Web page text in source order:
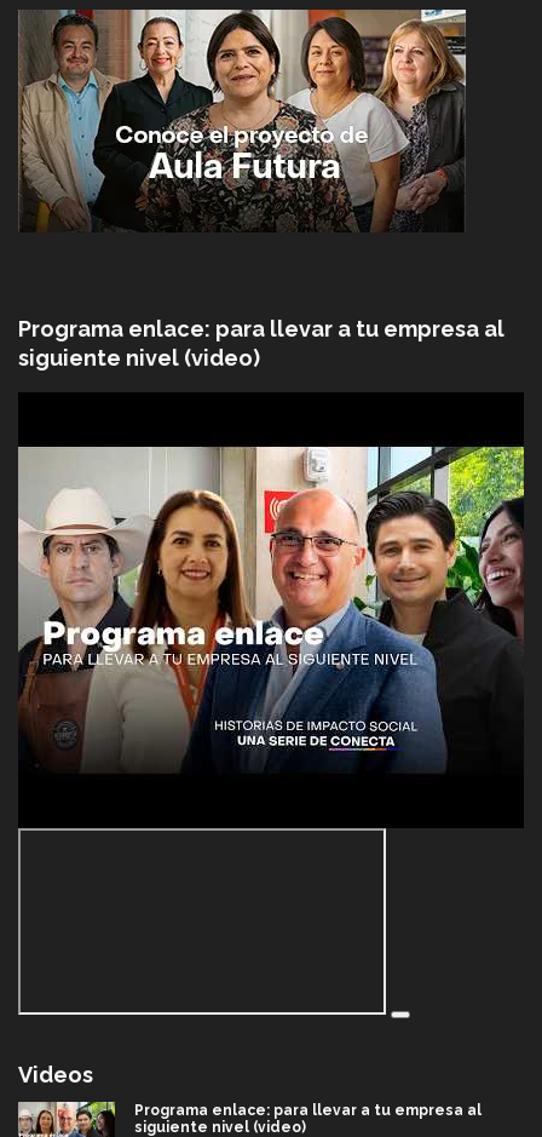
Programa enlace: para llevar a tu empresa al
siguiente nivel (video)
Videos
Programa enlace: para llevar a tu empresa al
siguiente nivel (video)